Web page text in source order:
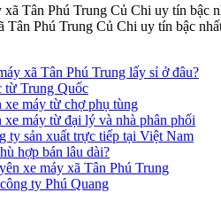
Tân Phú Trung Củ Chi uy tín bậc
xã Tân Phú Trung lấy sỉ ở đâu?
từ Trung Quốc
xe máy từ chợ phụ tùng
máy từ đại lý và nhà phân phối
ty sản xuất trực tiếp tại Việt Nam
hợp bán lâu dài?
xe máy xã Tân Phú Trung
ty Phú Quang